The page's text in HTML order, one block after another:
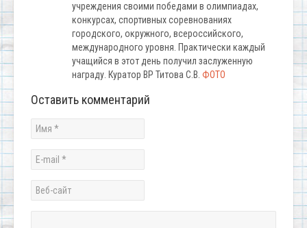
учреждения своими победами в олимпиадах,
конкурсах, спортивных соревнованиях
городского, окружного, всероссийского,
международного уровня. Практически каждый
учащийся в этот день получил заслуженную
награду. Куратор ВР Титова С.В. ФОТО
Оставить комментарий